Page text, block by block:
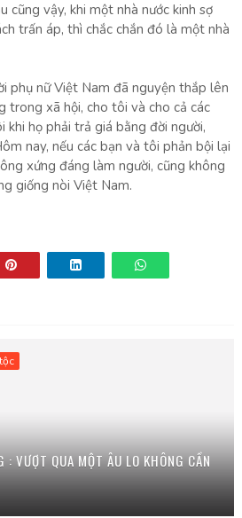
cũng vậy, khi một nhà nước kinh sợ
trấn áp, thì chắc chắn đó là một nhà
phụ nữ Việt Nam đã nguyện thắp lên
trong xã hội, cho tôi và cho cả các
khi họ phải trả giá bằng đời người,
nay, nếu các bạn và tôi phản bội lại
xứng đáng làm người, cũng không
giống nòi Việt Nam.
: VƯỢT QUA MỘT ÂU LO KHÔNG CẦN